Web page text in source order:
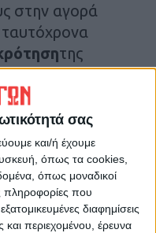
σας
και/ή έχουμε
όπως τα cookies,
όπως μοναδικοί
πληροφορίες που
διαφημίσεις
και περιεχομένου, έρευνα
στην αγορά
της
των ζημιών
υποδομών
η
στους κάτωθι